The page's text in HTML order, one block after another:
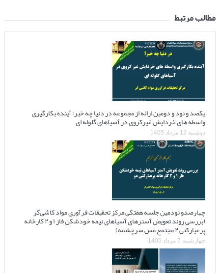
مطالب مرتبط
یکصد و نود و دومین ارائه از مجموعه در دنیا چه خبر: آینده بکارگیری
واسطه های خردایش غیرکروی در آسیاهای گلوله ای
دوشنبه 12 مرداد 1405
چهارصدو نودمین جلسه هفتگی مرکز تحقیقات فرآوری مواد کاشی‌گر
(بررسی روند تعویض آسترهای آسیاهای نیمه خودشکن فاز ۱ و ۲ کارخانه
پرعیارکنی ۲ مجتمع مس سرچشمه)
چهارشنبه 7 مرداد 1405